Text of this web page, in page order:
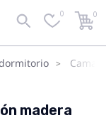
0 0
Camas
madera